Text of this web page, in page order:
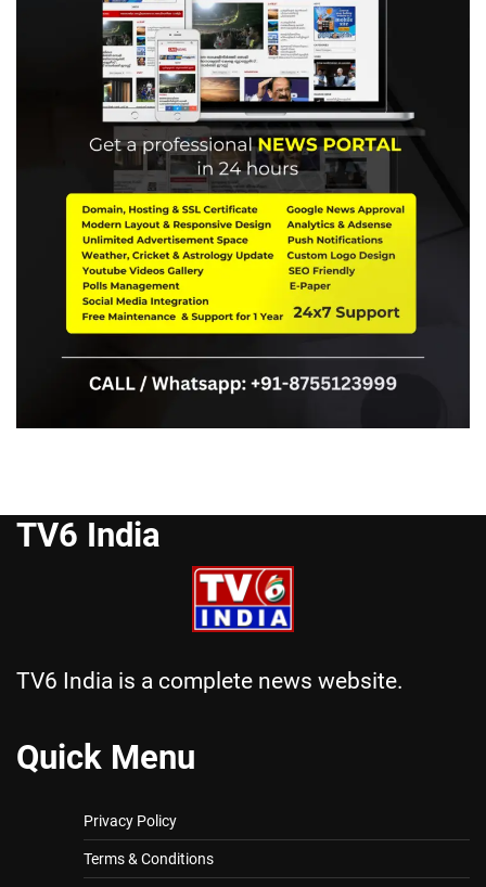
TV6 India
TV6 India is a complete news website.
Quick Menu
Privacy Policy
Terms & Conditions